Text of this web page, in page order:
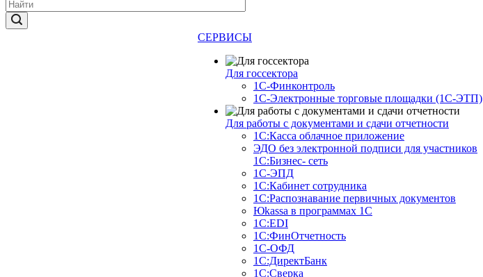
СЕРВИСЫ
Для госсектора
1С-Финконтроль
1С-Электронные торговые площадки (1С-ЭТП)
Для работы с документами и сдачи отчетности
1С:Касса облачное приложение
ЭДО без электронной подписи для участников
1С:Бизнес- сеть
1С-ЭПД
1С:Кабинет сотрудника
1С:Распознавание первичных документов
Юkassa в программах 1С
1С:EDI
1С:ФинОтчетность
1С-ОФД
1С:ДиректБанк
1С:Сверка